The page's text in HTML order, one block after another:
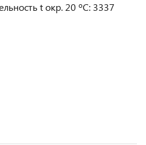
t окр. 20 ºС: 3337